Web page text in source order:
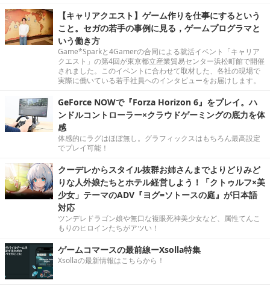
【キャリアクエスト】ゲーム作りを仕事にするという
こと。セガの若手の事例に見る，ゲームプログラマと
いう働き方
Game*Sparkと4Gamerの合同による就活イベント「キャリア
クエスト」の第4回が東京都立産業貿易センター浜松町館で開催
されました。このイベントに合わせて取材した、各社の現場で
実際に働いている若手社員へのインタビューをお届けします。
GeForce NOWで『Forza Horizon 6』をプレイ。ハ
ンドルコントローラー×クラウドゲーミングの底力を体
感
体感的にラグはほぼ無し。グラフィックスはもちろん最高設定
でプレイ可能！
クーデレからスタイル抜群お姉さんまでよりどりみど
りな人外娘たちとホテル経営しよう！「クトゥルフ×美
少女」テーマのADV『ヨグ=ソトースの庭』が日本語
対応
ツンデレドラゴン娘や無口な複眼死神美少女など、属性てんこ
もりのヒロインたちがアツい！
ゲームコマースの最前線ーXsolla特集
Xsollaの最新情報はこちらから！